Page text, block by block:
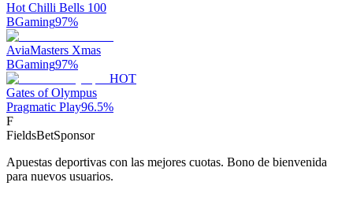
Hot Chilli Bells 100
BGaming97%
AviaMasters Xmas
BGaming97%
HOT
Gates of Olympus
Pragmatic Play96.5%
F
FieldsBetSponsor
Apuestas deportivas con las mejores cuotas. Bono de bienvenida
para nuevos usuarios.